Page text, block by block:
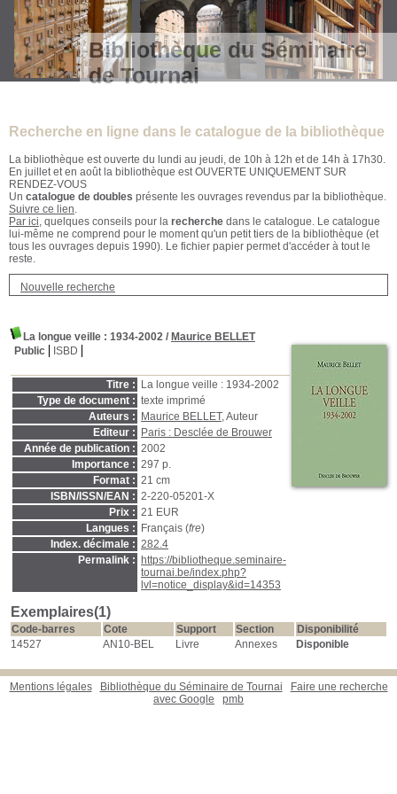
Bibliothèque du Séminaire
de Tournai
Recherche en ligne dans le catalogue de la bibliothèque
La bibliothèque est ouverte du lundi au jeudi, de 10h à 12h et de 14h à 17h30.
En juillet et en août la bibliothèque est OUVERTE UNIQUEMENT SUR
RENDEZ-VOUS
Un catalogue de doubles présente les ouvrages revendus par la bibliothèque.
Suivre ce lien.
Par ici, quelques conseils pour la recherche dans le catalogue. Le catalogue
lui-même ne comprend pour le moment qu'un petit tiers de la bibliothèque (et
tous les ouvrages depuis 1990). Le fichier papier permet d'accéder à tout le
reste.
Nouvelle recherche
La longue veille : 1934-2002 / Maurice BELLET
Public
ISBD
Titre :
La longue veille : 1934-2002
Type de document : texte imprimé
Auteurs :
Maurice BELLET, Auteur
Editeur :
Paris : Desclée de Brouwer
Année de publication : 2002
Importance : 297 p.
Format : 21 cm
ISBN/ISSN/EAN : 2-220-05201-X
Prix : 21 EUR
Langues :
Français (fre)
Index. décimale : 282.4
Permalink :
https://bibliotheque.seminaire-
tournai.be/index.php?
lvl=notice_display&id=14353
Exemplaires(1)
Code-barres Cote Support Section
Disponibilité
14527
AN10-BEL Livre Annexes Disponible
Mentions légales Bibliothèque du Séminaire de Tournai
Faire une recherche
avec Google
pmb